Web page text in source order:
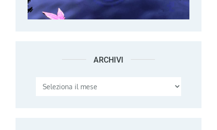
ARCHIVI Archivi